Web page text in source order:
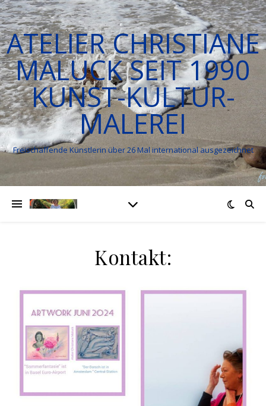
ATELIER CHRISTIANE
MALUCK SEIT 1990
KUNST-KULTUR-
MALEREI
Freischaffende Künstlerin über 26 Mal international ausgezeichnet
Kontakt: